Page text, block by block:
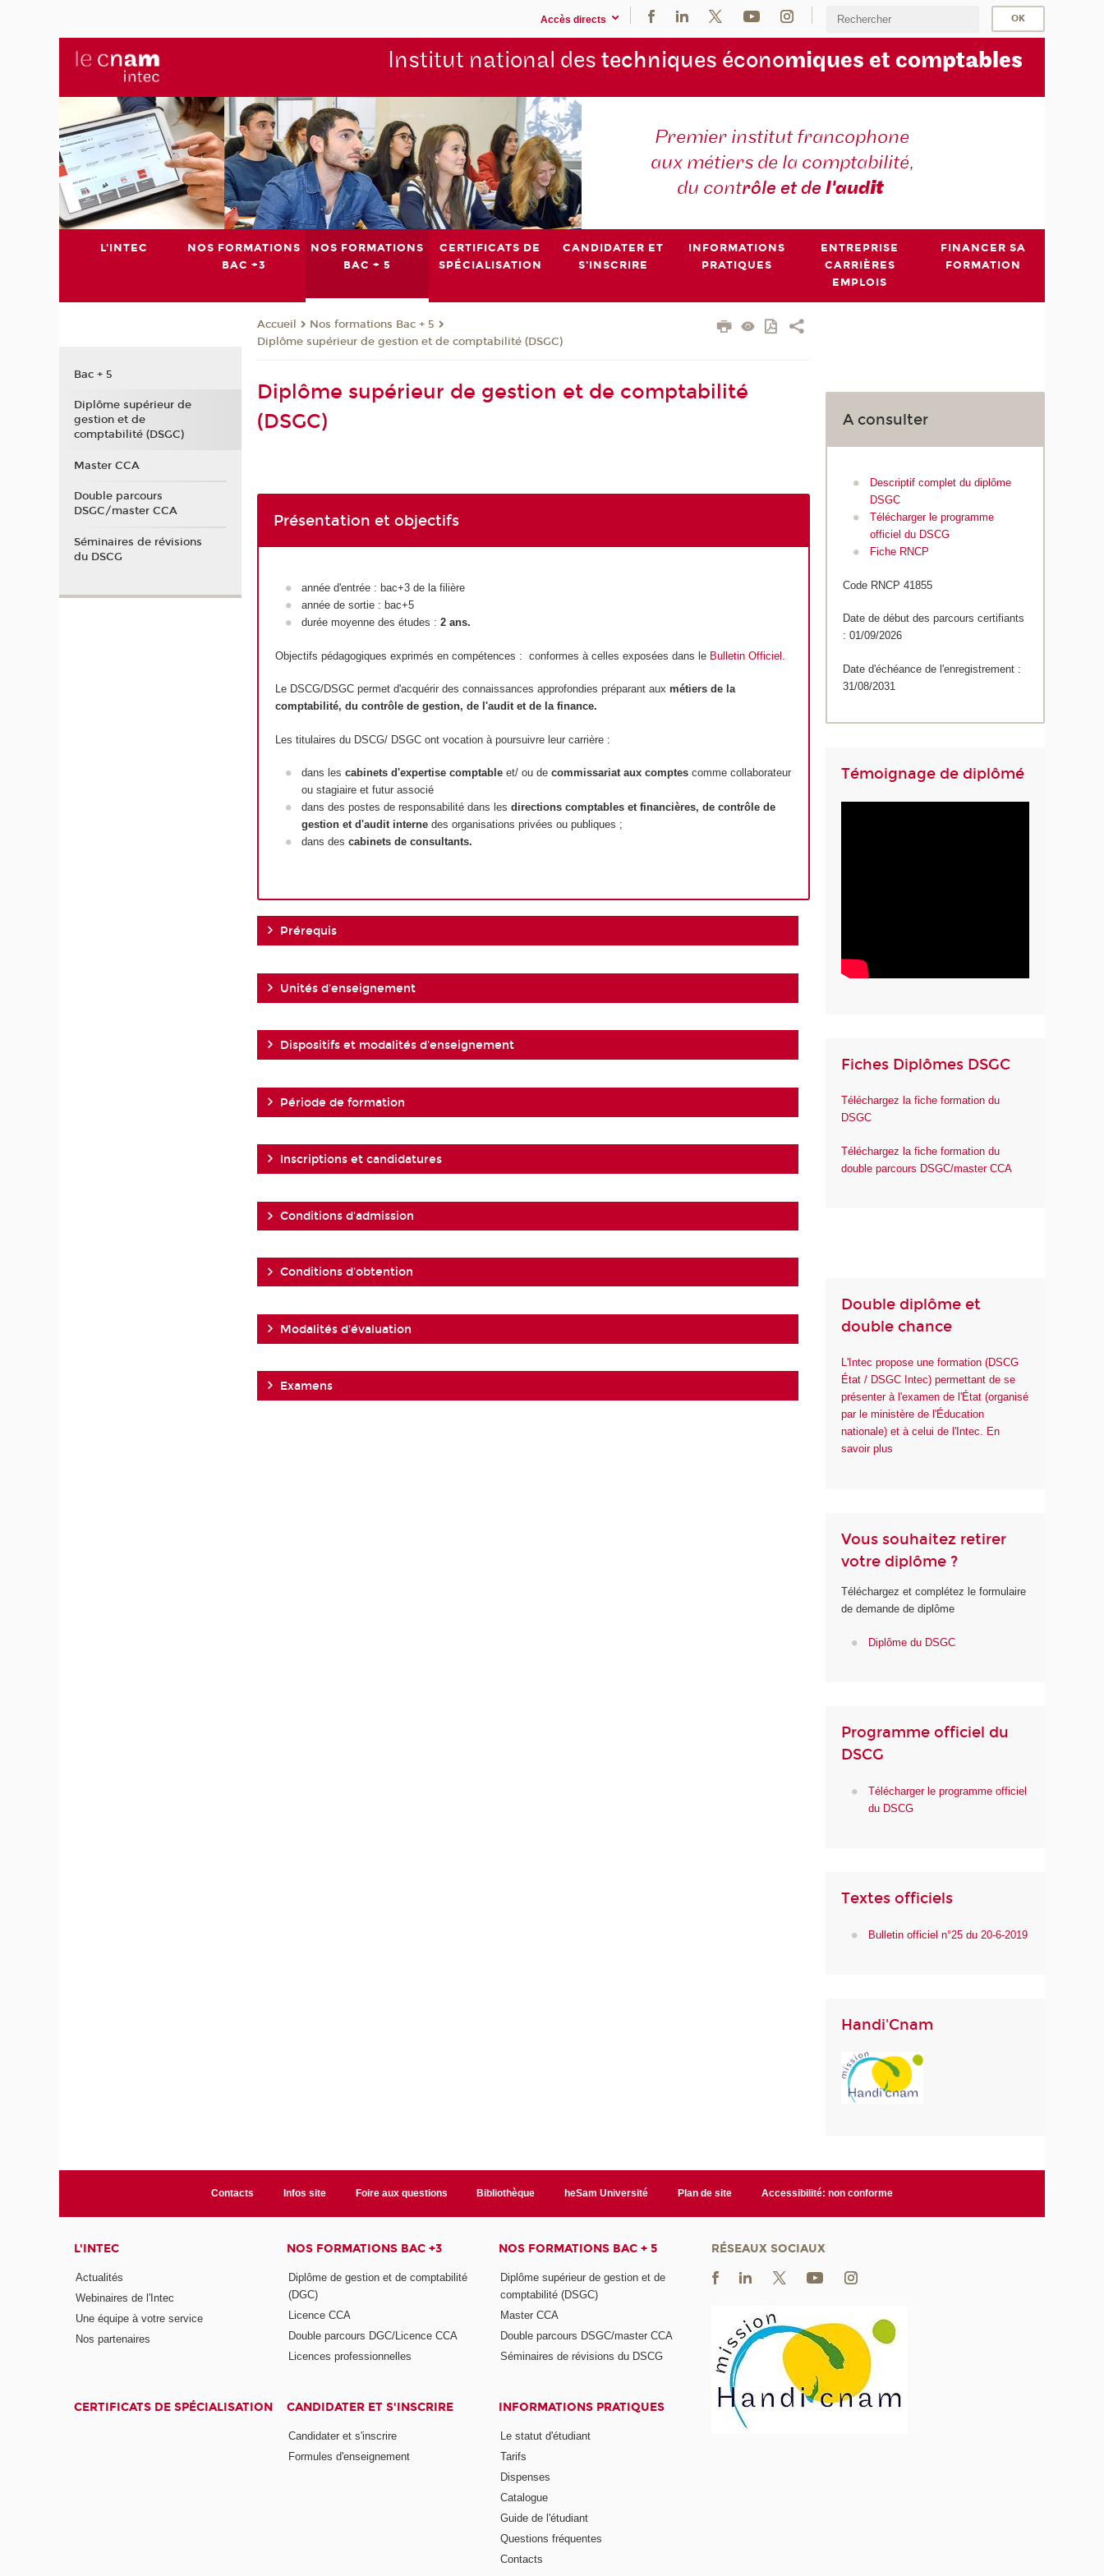
Accès directs
Institut national des techniques économiques et comptables
Premier institut francophone
aux métiers de la comptabilité,
du contrôle et del'audit
L'INTEC
NOS FORMATIONS
BAC +3
NOS FORMATIONS
BAC + 5
CERTIFICATS DE
SPÉCIALISATION
CANDIDATER ET
S'INSCRIRE
INFORMATIONS
PRATIQUES
ENTREPRISE
CARRIÈRES
EMPLOIS
FINANCER SA
FORMATION
Accueil
Nos formations Bac + 5
Diplôme supérieur de gestion et de comptabilité (DSGC)
Diplôme supérieur de gestion et de comptabilité
(DSGC)
Présentation et objectifs
année d'entrée : bac+3 de la filière
année de sortie : bac+5
durée moyenne des études :2 ans.
Objectifs pédagogiques exprimés en compétences : conformes à celles exposées dans le Bulletin Officiel
Le DSCG/DSGC permet d'acquérir des connaissances approfondies préparant aux métiers de la
comptabilité, du contrôle de gestion, de l'audit et de la finance.
Les titulaires du DSCG/ DSGC ont vocation à poursuivre leur carrière :
dans lescabinets d'expertise comptable et/ ou decommissariat aux comptes comme collaborateur
ou stagiaire et futur associé
dans des postes de responsabilité dans lesdirections comptables et financières, de contrôle de
gestion et d'audit internedes organisations privées ou publiques ;
dans descabinets de consultants.
Prérequis
Unités d'enseignement
Dispositifs et modalités d'enseignement
Période de formation
Inscriptions et candidatures
Conditions d'admission
Conditions d'obtention
Modalités d'évaluation
Examens
A consulter
Descriptif complet du diplôme
DSGC
Télécharger le programme
officiel du DSCG
Fiche RNCP
Code RNCP 41855
Date de début des parcours certifiants
: 01/09/2026
Date d'échéance de l'enregistrement :
31/08/2031
Témoignage de diplômé
Fiches Diplômes DSGC
Téléchargez la fiche formation du
DSGC
Téléchargez la fiche formation du
double parcours DSGC/master CCA
Double diplôme et
double chance
L'Intec propose une formation (DSCG
État / DSGC Intec) permettant de se
présenter à l'examen de l'État (organisé
par le ministère de l'Éducation
nationale) et à celui de l'Intec. En
savoir plus
Vous souhaitez retirer
votre diplôme ?
Téléchargez et complétez le formulaire
de demande de diplôme
Diplôme du DSGC
Programme officiel du
DSCG
Télécharger le programme officiel
du DSCG
Textes officiels
Bulletin officiel n°25 du 20-6-2019
Handi'Cnam
Bac + 5
Diplôme supérieur de
gestion et de
comptabilité (DSGC)
Master CCA
Double parcours
DSGC/master CCA
Séminaires de révisions
du DSCG
Contacts Infos site Foire aux questions Bibliothèque heSam Université Plan de site Accessibilité: non conforme
L'INTEC
Actualités
Webinaires de l'Intec
Une équipe à votre service
Nos partenaires
NOS FORMATIONS BAC +3
Diplôme de gestion et de comptabilité
(DGC)
Licence CCA
Double parcours DGC/Licence CCA
Licences professionnelles
NOS FORMATIONS BAC + 5
Diplôme supérieur de gestion et de
comptabilité (DSGC)
Master CCA
Double parcours DSGC/master CCA
Séminaires de révisions du DSCG
CERTIFICATS DE SPÉCIALISATION CANDIDATER ET S'INSCRIRE
Candidater et s'inscrire
Formules d'enseignement
INFORMATIONS PRATIQUES
Le statut d'étudiant
Tarifs
Dispenses
Catalogue
Guide de l'étudiant
Questions fréquentes
Contacts
RÉSEAUX SOCIAUX